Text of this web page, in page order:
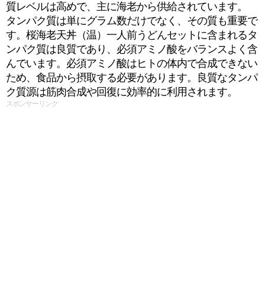
質レベルは高めで、主に海老から供給されています。
タンパク質は単にグラム数だけでなく、その質も重要で
す。桜海老天丼（温）一人前うどんセットに含まれるタ
ンパク質は良質であり、必須アミノ酸をバランスよく含
んでいます。必須アミノ酸はヒトの体内で合成できない
ため、食品から摂取する必要があります。良質なタンパ
ク質源は筋肉合成や回復に効率的に利用されます。
スポンサーリンク